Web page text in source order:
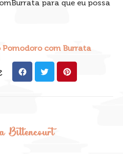
para que eu possa
Pomodoro com Burrata
Bittencourt